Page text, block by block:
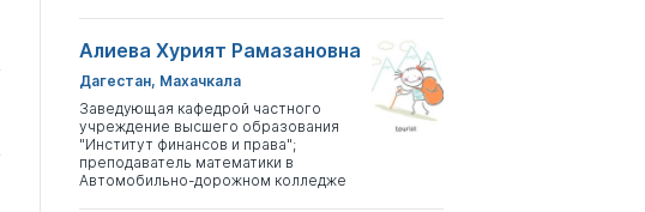
Алиева Хурият Рамазановна
Дагестан, Махачкала
Заведующая кафедрой частного
учреждение высшего образования
"Институт финансов и права";
преподаватель математики в
Автомобильно-дорожном колледже